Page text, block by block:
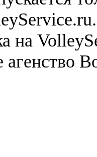
на
агенство